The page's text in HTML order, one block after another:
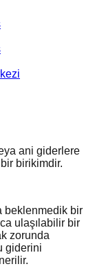
ani giderlere
birikimdir.
beklenmedik bir
ulaşılabilir bir
zorunda
giderini